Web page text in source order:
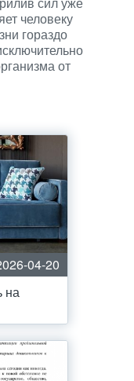
человеку
гораздо
от
04-20
на